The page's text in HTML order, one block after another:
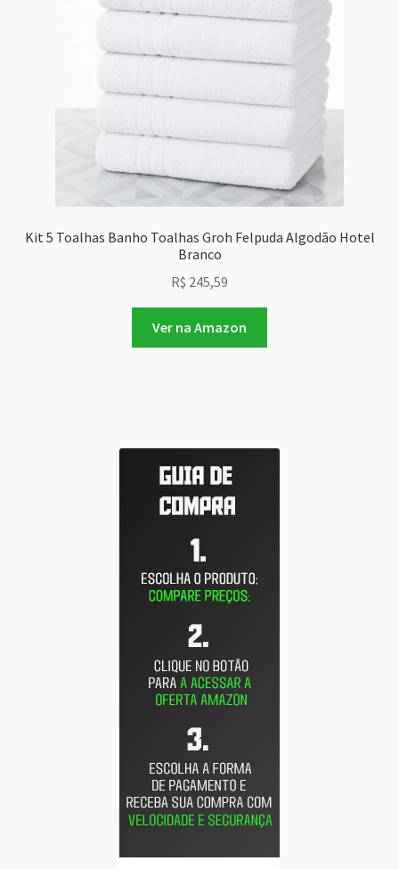
Kit 5 Toalhas Banho Toalhas Groh Felpuda Algodão Hotel
Branco
R$ 245,59
Ver na Amazon